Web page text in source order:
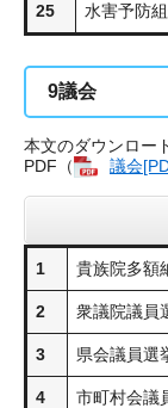
25 水害予防
9議会
本文のダウンロー
PDF（
議会
1 貴族院多額
2 衆議院議員
3 県会議員選
4 市町村会議